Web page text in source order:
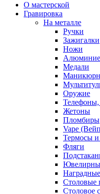
О мастерской
Гравировка
На металле
Ручки
Зажигалки
Ножи
Медали
Оружие
Жетоны
Пломбиры
Vape
Термосы
Фляги
Столовые
Столовое